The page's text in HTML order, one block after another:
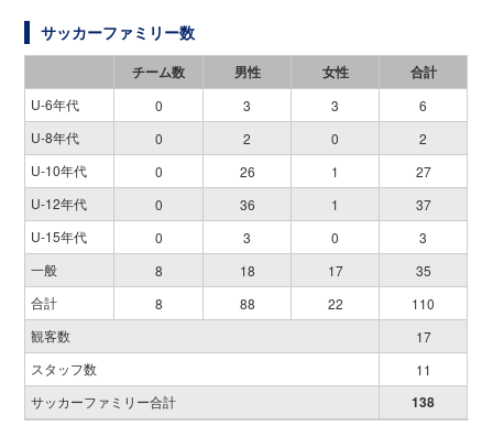
サッカーファミリー数
チーム数 男性 女性 合計
U-6年代 0 3 3
6
U-8年代
0 2 0
2
U-10年代
0 26 1
27
U-12年代
0 36 1
37
U-15年代
0 3 0
3
一般
8 18 17
35
合計
8 88 22
110
観客数
17
スタッフ数
11
サッカーファミリー合計
138